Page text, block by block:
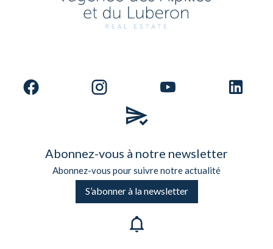
Abonnez-vous à notre newsletter
Abonnez-vous pour suivre notre actualité
S’abonner à la newsletter